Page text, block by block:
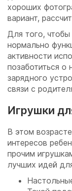
хороших
вариант,
Для того,
нормально
активности
позаботиться о
зарядного
связи с
Игрушки
В этом
интересов
прочим
лучших идей